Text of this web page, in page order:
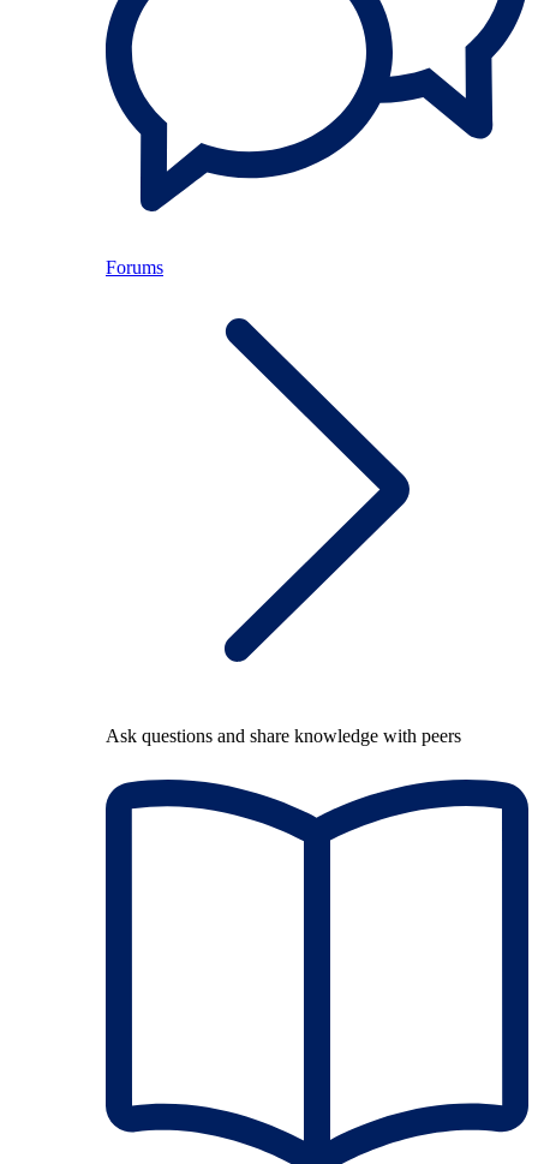
Forums
Ask questions and share knowledge with peers